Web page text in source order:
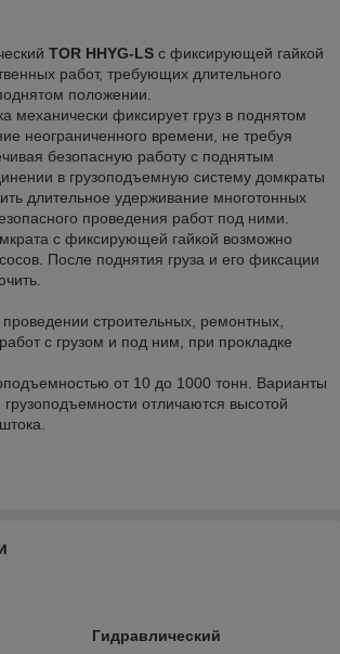
TOR HHYG-LS с фиксирующей гайкой
работ, требующих длительного
положении.
механически фиксирует груз в поднятом
неограниченного времени, не требуя
безопасную работу с поднятым
в грузоподъемную систему домкраты
длительное удерживание многотонных
проведения работ под ними.
с фиксирующей гайкой возможно
После поднятия груза и его фиксации
строительных, ремонтных,
с грузом и под ним, при прокладке
от 10 до 1000 тонн. Варианты
отличаются высотой
Гидравлический